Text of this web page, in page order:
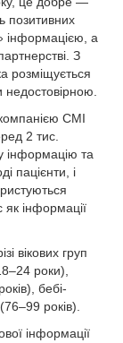
позитивних
інформацією, а
З
розміщується
недостовірною.
CMI
2 тис.
інформацію та
пацієнти, і
як інформації
вікових груп
роки),
бебі-
років).
інформації